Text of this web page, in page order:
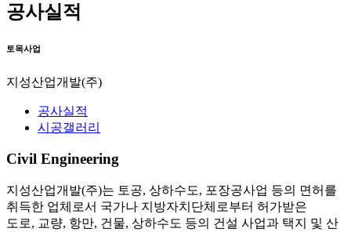
공사실적
토목사업
지성산업개발(주)
공사실적
시공갤러리
Civil Engineering
지성산업개발(주)는 토공, 상하수도, 포장공사업 등의 면허를
취득한 업체로서 국가나 지방자치단체로부터 허가받은
도로, 교량, 항만, 건물, 상하수도 등의 건설 사업과 택지 및 산